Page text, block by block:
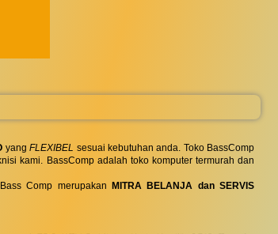
yangFLEXIBEL sesuai kebutuhan anda. Toko BassComp
kami. BassComp adalah toko komputer termurah dan
Comp merupakan
MITRA BELANJA dan SERVIS